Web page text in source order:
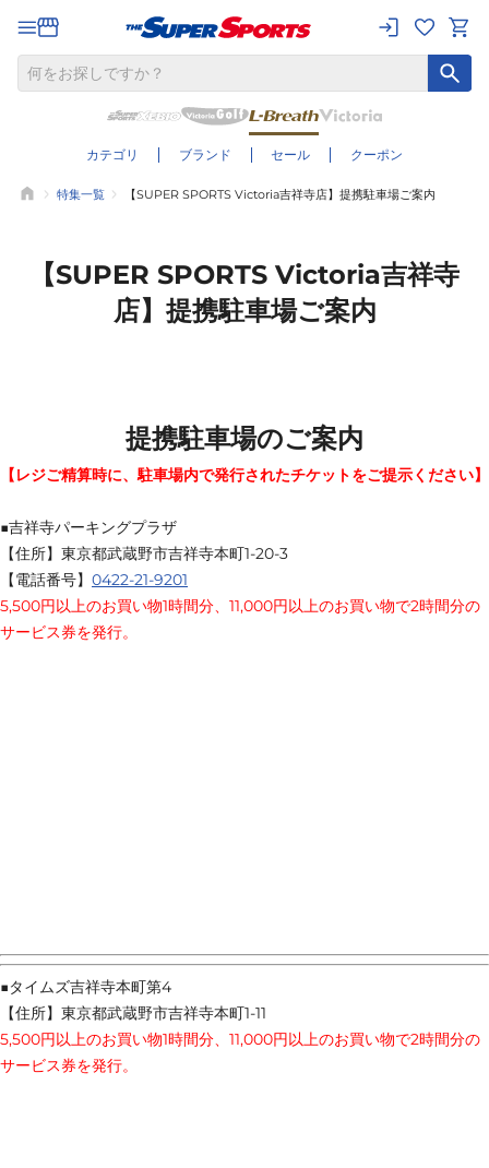
カテゴリ ブランド セール クーポン
特集一覧 【SUPER SPORTS Victoria吉祥寺店】提携駐車場ご案内
【SUPER SPORTS Victoria吉祥寺
店】提携駐車場ご案内
提携駐車場のご案内
【レジご精算時に、駐車場内で発行されたチケットをご提示ください】
■吉祥寺パーキングプラザ
【住所】東京都武蔵野市吉祥寺本町1-20-3
【電話番号】 0422-21-9201
5,500円以上のお買い物1時間分、11,000円以上のお買い物で2時間分の
サービス券を発行。
■タイムズ吉祥寺本町第4
【住所】東京都武蔵野市吉祥寺本町1-11
5,500円以上のお買い物1時間分、11,000円以上のお買い物で2時間分の
サービス券を発行。